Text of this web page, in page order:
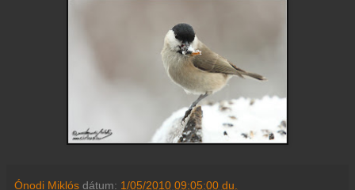
Ónodi Miklós dátum: 1/05/2010 09:05:00 du.